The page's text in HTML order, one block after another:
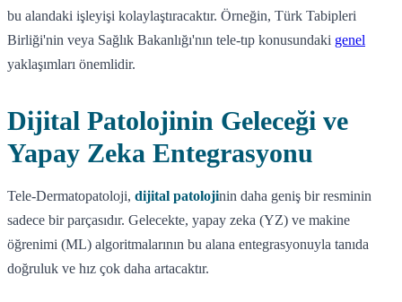
bu alandaki işleyişi kolaylaştıracaktır. Örneğin, Türk Tabipleri
Birliği'nin veya Sağlık Bakanlığı'nın tele-tıp konusundaki genel
yaklaşımları önemlidir.
Dijital Patolojinin Geleceği ve
Yapay Zeka Entegrasyonu
Tele-Dermatopatoloji, dijital patolojinin daha geniş bir resminin
sadece bir parçasıdır. Gelecekte, yapay zeka (YZ) ve makine
öğrenimi (ML) algoritmalarının bu alana entegrasyonuyla tanıda
doğruluk ve hız çok daha artacaktır.